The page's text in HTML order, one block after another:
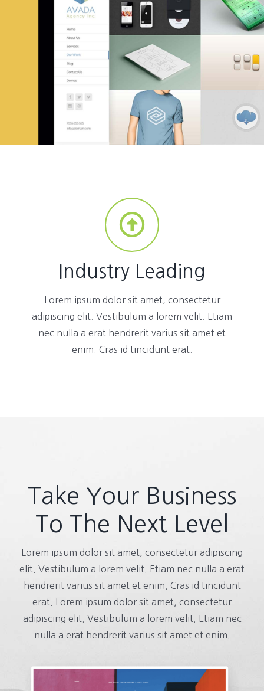
Industry Leading
Lorem ipsum dolor sit amet, consectetur
adipiscing elit. Vestibulum a lorem velit. Etiam
nec nulla a erat hendrerit varius sit amet et
enim. Cras id tincidunt erat.
Take Your Business
To The Next Level
Lorem ipsum dolor sit amet, consectetur adipiscing
elit. Vestibulum a lorem velit. Etiam nec nulla a erat
hendrerit varius sit amet et enim. Cras id tincidunt
erat. Lorem ipsum dolor sit amet, consectetur
adipiscing elit. Vestibulum a lorem velit. Etiam nec
nulla a erat hendrerit varius sit amet et enim.